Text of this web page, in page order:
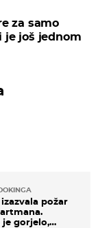
za samo
je još jednom
požar
je gorjelo,